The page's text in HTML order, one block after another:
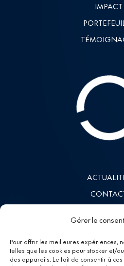
Gérer le
Pour offrir les meilleures expériences,
telles que les cookies pour stocker et/
des appareils. Le fait de consentir à
IMPACT
LINKEDIN